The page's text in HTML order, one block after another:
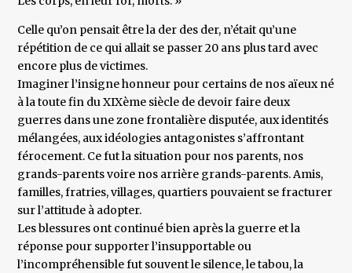
Celle qu’on pensait être la der des der, n’était qu’une
répétition de ce qui allait se passer 20 ans plus tard avec
encore plus de victimes.
Imaginer l’insigne honneur pour certains de nos aïeux né
à la toute fin du XIXème siècle de devoir faire deux
guerres dans une zone frontalière disputée, aux identités
mélangées, aux idéologies antagonistes s’affrontant
férocement. Ce fut la situation pour nos parents, nos
grands-parents voire nos arrière grands-parents. Amis,
familles, fratries, villages, quartiers pouvaient se fracturer
sur l’attitude à adopter.
Les blessures ont continué bien après la guerre et la
réponse pour supporter l’insupportable ou
l’incompréhensible fut souvent le silence, le tabou, la